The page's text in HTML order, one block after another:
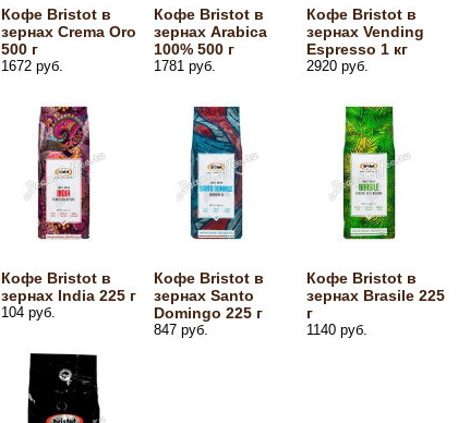
Кофе Bristot в
зернах Crema Oro
500 г
1672 руб.
Кофе Bristot в
зернах Arabica
100% 500 г
1781 руб.
Кофе Bristot в
зернах Vending
Espresso 1 кг
2920 руб.
Кофе Bristot в
зернах India 225 г
104 руб.
Кофе Bristot в
зернах Santo
Domingo 225 г
847 руб.
Кофе Bristot в
зернах Brasile 225
г
1140 руб.